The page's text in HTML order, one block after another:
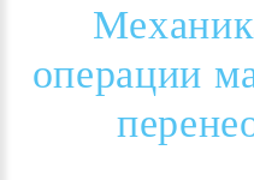
операции